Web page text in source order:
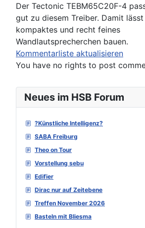
Neues im HSB Forum
?Künstliche Intelligenz?
SABA Freiburg
Theo on Tour
Vorstellung sebu
Edifier
Dirac nur auf Zeitebene
Treffen November 2026
Basteln mit Bliesma
Der Tectonic TEBM65C20F-4
gut zu diesem Treiber. Damit
kompaktes und recht feines
Wandlautsprecherchen bauen.
Kommentarliste aktualisieren
You have no rights to post